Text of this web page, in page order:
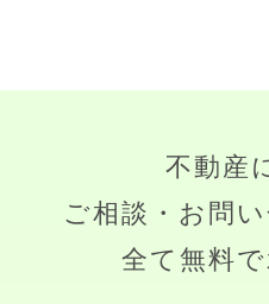
不動産
ご相談・お問
全て無料で